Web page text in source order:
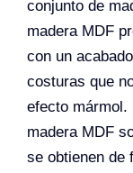
conjunto de
madera MDF
con un
costuras que
efecto mármol.
madera MDF
se obtienen de